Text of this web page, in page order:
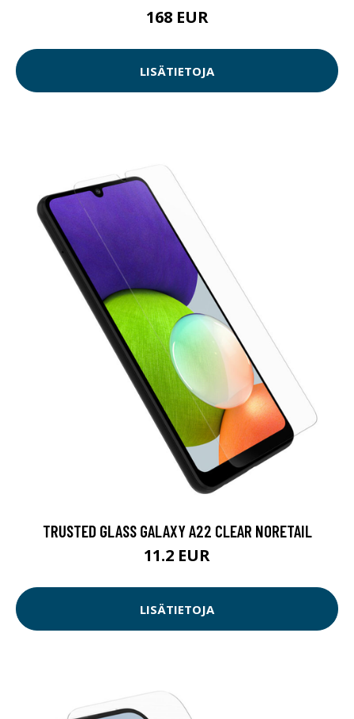
168 EUR
LISÄTIETOJA
TRUSTED GLASS GALAXY A22 CLEAR NORETAIL
11.2 EUR
LISÄTIETOJA